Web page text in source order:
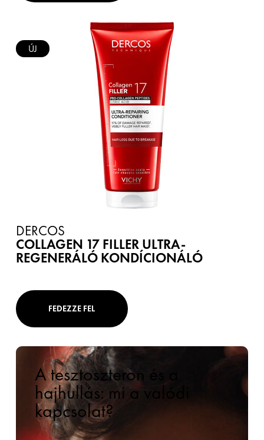
ÚJ
DERCOS
COLLAGEN 17 FILLER ULTRA-
REGENERÁLÓ KONDÍCIONÁLÓ
FEDEZZE FEL
A tesztoszteron és a
hajhullás: mi a valódi
kapcsolat?